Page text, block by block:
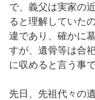
で、義父は実家の
ると理解していた
違であり、確かに
すが、遺骨等は合
に収めると言う事で
先日、先祖代々の